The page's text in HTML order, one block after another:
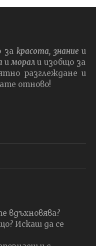
закрасота, знаниеи
и морали изобщо за
разглеждане и
отново!
вдъхновява?
Искаш да се